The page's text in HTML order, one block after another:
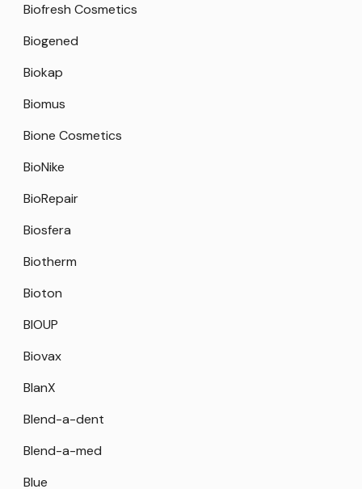
Biofresh Cosmetics
Biogened
Biokap
Biomus
Bione Cosmetics
BioNike
BioRepair
Biosfera
Biotherm
Bioton
BIOUP
Biovax
BlanX
Blend-a-dent
Blend-a-med
Blue